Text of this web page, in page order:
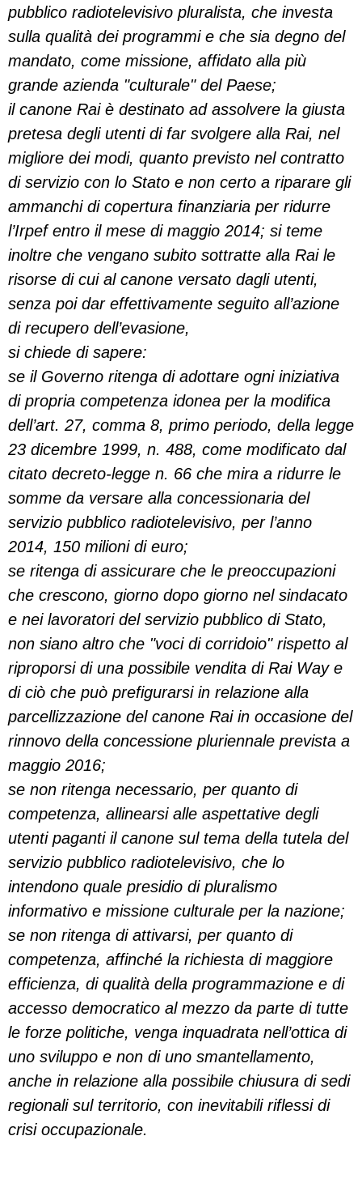
pubblico radiotelevisivo pluralista, che investa
sulla qualità dei programmi e che sia degno del
mandato, come missione, affidato alla più
grande azienda "culturale" del Paese;
il canone Rai è destinato ad assolvere la giusta
pretesa degli utenti di far svolgere alla Rai, nel
migliore dei modi, quanto previsto nel contratto
di servizio con lo Stato e non certo a riparare gli
ammanchi di copertura finanziaria per ridurre
l’Irpef entro il mese di maggio 2014; si teme
inoltre che vengano subito sottratte alla Rai le
risorse di cui al canone versato dagli utenti,
senza poi dar effettivamente seguito all’azione
di recupero dell’evasione,
si chiede di sapere:
se il Governo ritenga di adottare ogni iniziativa
di propria competenza idonea per la modifica
dell’art. 27, comma 8, primo periodo, della legge
23 dicembre 1999, n. 488, come modificato dal
citato decreto-legge n. 66 che mira a ridurre le
somme da versare alla concessionaria del
servizio pubblico radiotelevisivo, per l’anno
2014, 150 milioni di euro;
se ritenga di assicurare che le preoccupazioni
che crescono, giorno dopo giorno nel sindacato
e nei lavoratori del servizio pubblico di Stato,
non siano altro che "voci di corridoio" rispetto al
riproporsi di una possibile vendita di Rai Way e
di ciò che può prefigurarsi in relazione alla
parcellizzazione del canone Rai in occasione del
rinnovo della concessione pluriennale prevista a
maggio 2016;
se non ritenga necessario, per quanto di
competenza, allinearsi alle aspettative degli
utenti paganti il canone sul tema della tutela del
servizio pubblico radiotelevisivo, che lo
intendono quale presidio di pluralismo
informativo e missione culturale per la nazione;
se non ritenga di attivarsi, per quanto di
competenza, affinché la richiesta di maggiore
efficienza, di qualità della programmazione e di
accesso democratico al mezzo da parte di tutte
le forze politiche, venga inquadrata nell’ottica di
uno sviluppo e non di uno smantellamento,
anche in relazione alla possibile chiusura di sedi
regionali sul territorio, con inevitabili riflessi di
crisi occupazionale.